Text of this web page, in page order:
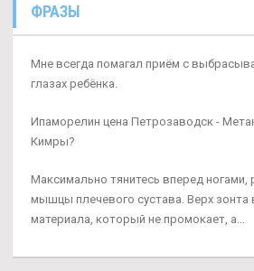
ФРАЗЫ
Мне всегда помагал приём с
глазах ребёнка.
Ипаморелин цена Петрозаводск -
Кимры?
Максимально тянитесь вперед ногами,
мышцы плечевого сустава. Верх зонта
материала, который не промокает, а...